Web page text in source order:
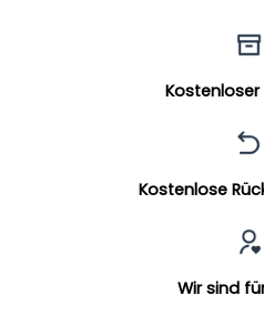
Kostenlose
Wir sind